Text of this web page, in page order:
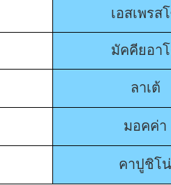
เอสเพรส
มัคคียอา
ลาเต้
มอคค่า
คาปูชิโน่